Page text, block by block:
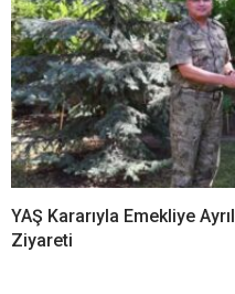
YAŞ Kararıyla Emekliye
Ziyareti